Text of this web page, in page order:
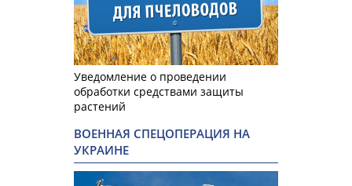
Уведомление о проведении
обработки средствами защиты
растений
ВОЕННАЯ СПЕЦОПЕРАЦИЯ НА
УКРАИНЕ